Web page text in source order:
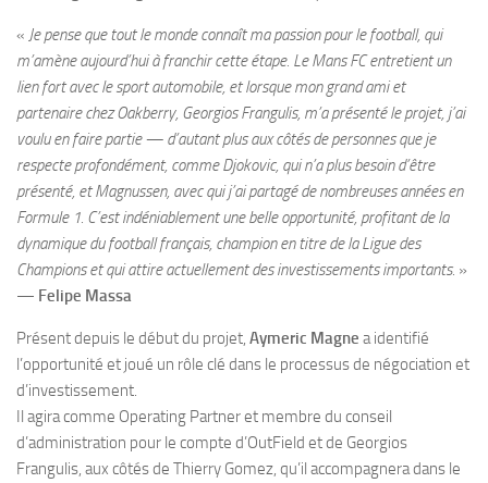
« Je pense que tout le monde connaît ma passion pour le football, qui
m’amène aujourd’hui à franchir cette étape. Le Mans FC entretient un
lien fort avec le sport automobile, et lorsque mon grand ami et
partenaire chez Oakberry, Georgios Frangulis, m’a présenté le projet, j’ai
voulu en faire partie — d’autant plus aux côtés de personnes que je
respecte profondément, comme Djokovic, qui n’a plus besoin d’être
présenté, et Magnussen, avec qui j’ai partagé de nombreuses années en
Formule 1. C’est indéniablement une belle opportunité, profitant de la
dynamique du football français, champion en titre de la Ligue des
Champions et qui attire actuellement des investissements importants. »
— Felipe Massa
Présent depuis le début du projet, Aymeric Magne a identifié
l’opportunité et joué un rôle clé dans le processus de négociation et
d’investissement.
Il agira comme Operating Partner et membre du conseil
d’administration pour le compte d’OutField et de Georgios
Frangulis, aux côtés de Thierry Gomez, qu’il accompagnera dans le